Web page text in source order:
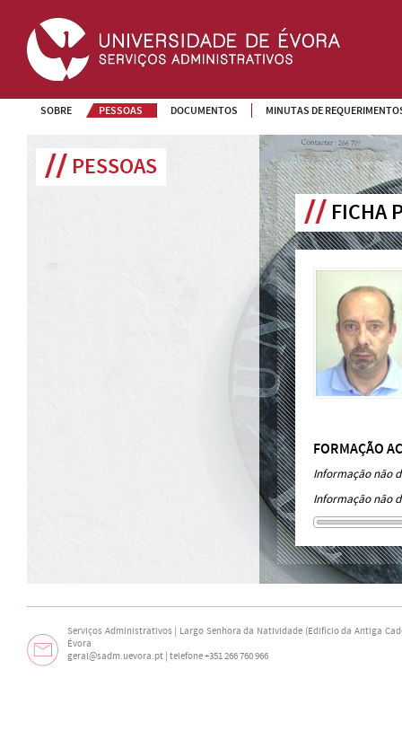
SOBRE PESSOAS DOCUMENTOS MINUTAS DE
PESSOAS
FICHA
FORMAÇÃO
Informação não
Informação não
Serviços Administrativos | Largo Senhora da Natividade (Edifício da Antiga
Évora
geral@sadm.uevora.pt | telefone +351 266 760 966